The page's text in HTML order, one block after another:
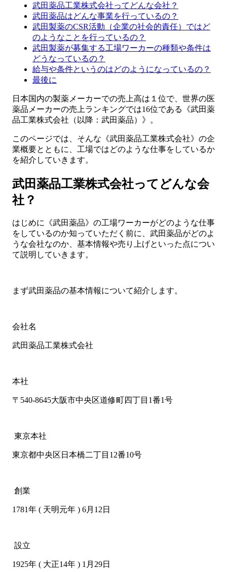
武田薬品工業株式会社ってどんな会社？
武田薬品はどんな事業を行っているの？
武田製薬のCSR活動（企業の社会的責任）ではど
のようなことを行っているの？
武田製薬が募集する工場ワーカーの種類や条件は
どうなっているの？
給与や条件というのはどのようになっているの？
最後に
日本国内の製薬メーカーでの売上高は１位で、世界の医
薬品メーカーの売上ランキングでは16位である《武田薬
品工業株式会社（以降：武田薬品）》。
このページでは、そんな《武田薬品工業株式会社》の企
業概要とともに、工場ではどのような仕事をしているか
を紹介していきます。
武田薬品工業株式会社ってどんな会
社？
はじめに《武田薬品》の工場ワーカーがどのような仕事
をしているのか知っていただく前に、武田薬品がどのよ
うな会社なのか、基本情報や売り上げといった点につい
て説明していきます。
まず武田薬品の基本情報について紹介します。
会社名
武田薬品工業株式会社
本社
〒540-8645大阪市中央区道修町四丁目1番1号
東京本社
東京都中央区日本橋二丁目12番10号
創業
1781年 ( 天明元年 ) 6月12日
設立
1925年 ( 大正14年 ) 1月29日